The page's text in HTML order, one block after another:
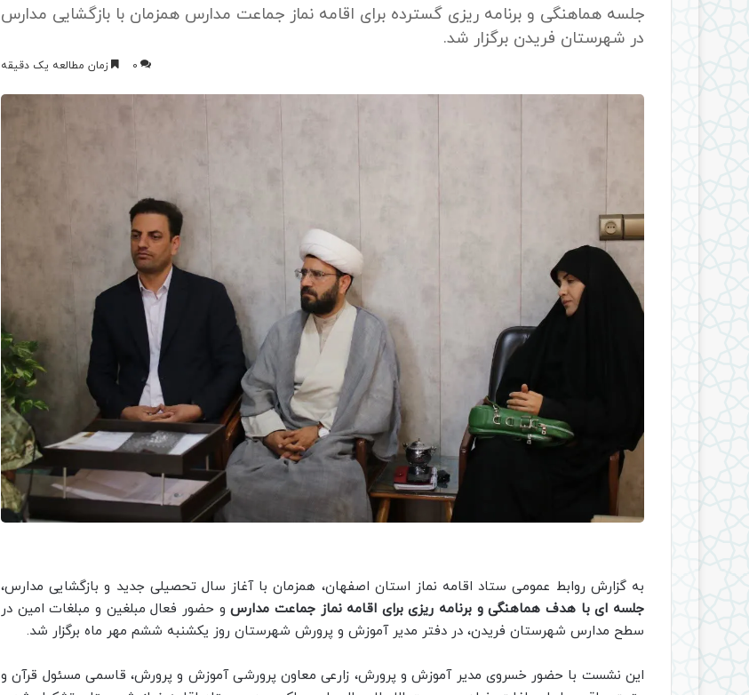
جلسه هماهنگی و برنامه ریزی گسترده برای اقامه نماز جماعت مدارس همزمان با بازگشایی مدارس
در شهرستان فریدن برگزار شد.
0 زمان مطالعه یک دقیقه
به گزارش روابط عمومی ستاد اقامه نماز استان اصفهان، همزمان با آغاز سال تحصیلی جدید و بازگشایی مدارس،
جلسه ای با هدف هماهنگی و برنامه ریزی برای اقامه نماز جماعت مدارسو حضور فعال مبلغین و مبلغات امین در
سطح مدارس شهرستان فریدن، در دفتر مدیر آموزش و پرورش شهرستان روز یکشنبه ششم مهر ماه برگزار شد.
این نشست با حضور خسروی مدیر آموزش و پرورش، زارعی معاون پرورشی آموزش و پرورش، قاسمی مسئول قرآن و